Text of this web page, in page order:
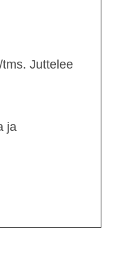
Juttelee
ja